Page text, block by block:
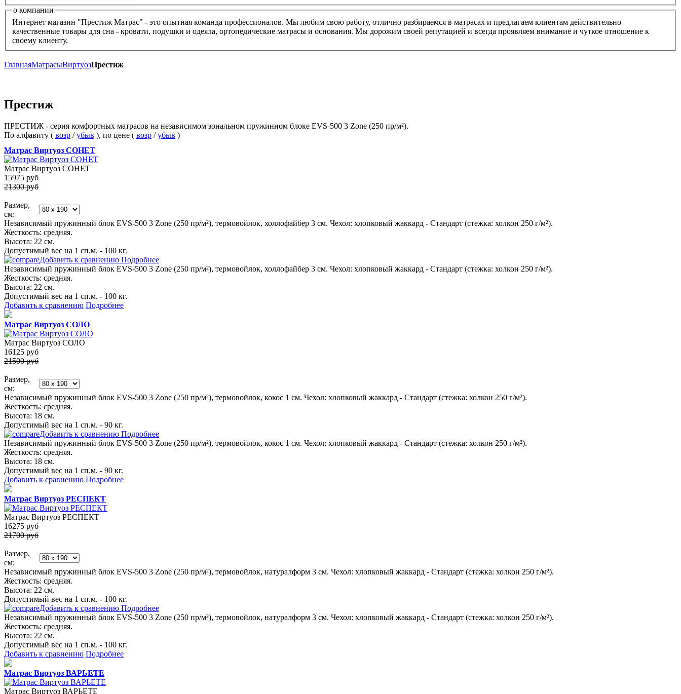
о компании
Интернет магазин "Престиж Матрас" - это опытная команда профессионалов. Мы любим свою работу, отлично разбираемся в матрасах и предлагаем клиентам действительно
качественные товары для сна - кровати, подушки и одеяла, ортопедические матрасы и основания. Мы дорожим своей репутацией и всегда проявляем внимание и чуткое отношение к
своему клиенту.
ГлавнаяМатрасыВиртуозПрестиж
Престиж
ПРЕСТИЖ - серия комфортных матрасов на независимом зональном пружинном блоке EVS-500 3 Zone (250 пр/м²).
По алфавиту ( возр /убыв ), по цене ( возр /убыв )
Матрас Виртуоз СОНЕТ
Матрас Виртуоз СОНЕТ
15975 руб
21300 руб
Размер,
см:
Независимый пружинный блок EVS-500 3 Zone (250 пр/м²), термовойлок, холлофайбер 3 см. Чехол: хлопковый жаккард - Стандарт (стежка: холкон 250 г/м²).
Жесткость: средняя.
Высота: 22 см.
Допустимый вес на 1 сп.м. - 100 кг.
Добавить к сравнению Подробнее
Независимый пружинный блок EVS-500 3 Zone (250 пр/м²), термовойлок, холлофайбер 3 см. Чехол: хлопковый жаккард - Стандарт (стежка: холкон 250 г/м²).
Жесткость: средняя.
Высота: 22 см.
Допустимый вес на 1 сп.м. - 100 кг.
Добавить к сравнению Подробнее
Матрас Виртуоз СОЛО
Матрас Виртуоз СОЛО
16125 руб
21500 руб
Размер,
см:
Независимый пружинный блок EVS-500 3 Zone (250 пр/м²), термовойлок, кокос 1 см. Чехол: хлопковый жаккард - Стандарт (стежка: холкон 250 г/м²).
Жесткость: средняя.
Высота: 18 см.
Допустимый вес на 1 сп.м. - 90 кг.
Добавить к сравнению Подробнее
Независимый пружинный блок EVS-500 3 Zone (250 пр/м²), термовойлок, кокос 1 см. Чехол: хлопковый жаккард - Стандарт (стежка: холкон 250 г/м²).
Жесткость: средняя.
Высота: 18 см.
Допустимый вес на 1 сп.м. - 90 кг.
Добавить к сравнению Подробнее
Матрас Виртуоз РЕСПЕКТ
Матрас Виртуоз РЕСПЕКТ
16275 руб
21700 руб
Размер,
см:
Независимый пружинный блок EVS-500 3 Zone (250 пр/м²), термовойлок, натуралформ 3 см. Чехол: хлопковый жаккард - Стандарт (стежка: холкон 250 г/м²).
Жесткость: средняя.
Высота: 22 см.
Допустимый вес на 1 сп.м. - 100 кг.
Добавить к сравнению Подробнее
Независимый пружинный блок EVS-500 3 Zone (250 пр/м²), термовойлок, натуралформ 3 см. Чехол: хлопковый жаккард - Стандарт (стежка: холкон 250 г/м²).
Жесткость: средняя.
Высота: 22 см.
Допустимый вес на 1 сп.м. - 100 кг.
Добавить к сравнению Подробнее
Матрас Виртуоз ВАРЬЕТЕ
Матрас Виртуоз ВАРЬЕТЕ